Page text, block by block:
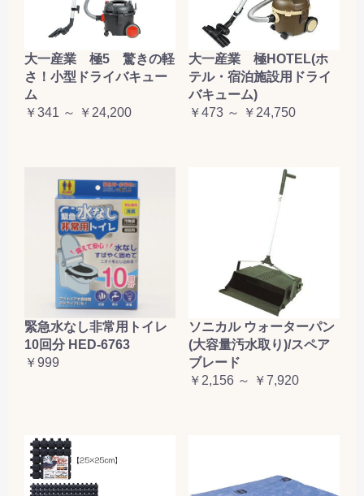
大一産業 極5 驚きの軽
さ！小型ドライバキュー
ム
￥341 ～ ￥24,200
大一産業 極HOTEL(ホ
テル・宿泊施設用ドライ
バキューム)
￥473 ～ ￥24,750
緊急水なし非常用トイレ
10回分 HED-6763
￥999
ソニカル ウォーターパン
(大容量汚水取り)/スペア
ブレード
￥2,156 ～ ￥7,920